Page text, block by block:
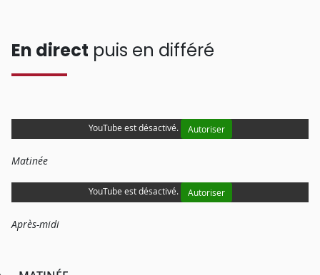
En direct puis en différé
YouTube est désactivé. Autoriser
Matinée
YouTube est désactivé. Autoriser
Après-midi